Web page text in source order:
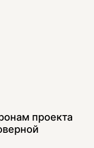
проекта